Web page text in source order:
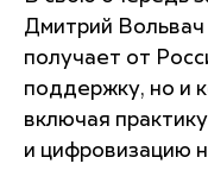
Дмитрий Вольвач
получает от
поддержку, но и
включая
и цифровизацию